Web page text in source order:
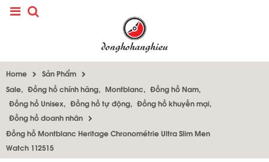
Home
Sản Phẩm
Sale, Đồng hồ chính hãng, Montblanc, Đồng hồ Nam,
Đồng hồ Unisex, Đồng hồ tự động, Đồng hồ khuyến mại,
Đồng hồ doanh nhân
Đồng hồ Montblanc Heritage Chronométrie Ultra Slim Men
Watch 112515